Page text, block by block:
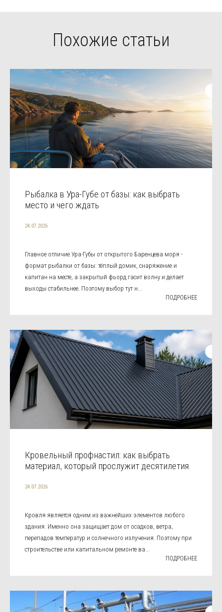
Похожие статьи
Рыбалка в Ура-Губе от базы: как выбрать
место и чего ждать
24.07.2026
Главное отличие Ура-Губы от открытого Баренцева моря -
формат рыбалки от базы: тёплый домик, снаряжение и
капитан на месте, а закрытый фьорд гасит волну и делает
выходы стабильнее. Поэтому выбор тут н...
ПОДРОБНЕЕ
Кровельный профнастил: как выбрать
материал, который прослужит десятилетия
24.07.2026
Кровля является одним из важнейших элементов любого
здания. Именно она защищает дом от осадков, ветра,
перепадов температур и солнечного излучения. Поэтому при
строительстве или капитальном ремонте ва...
ПОДРОБНЕЕ